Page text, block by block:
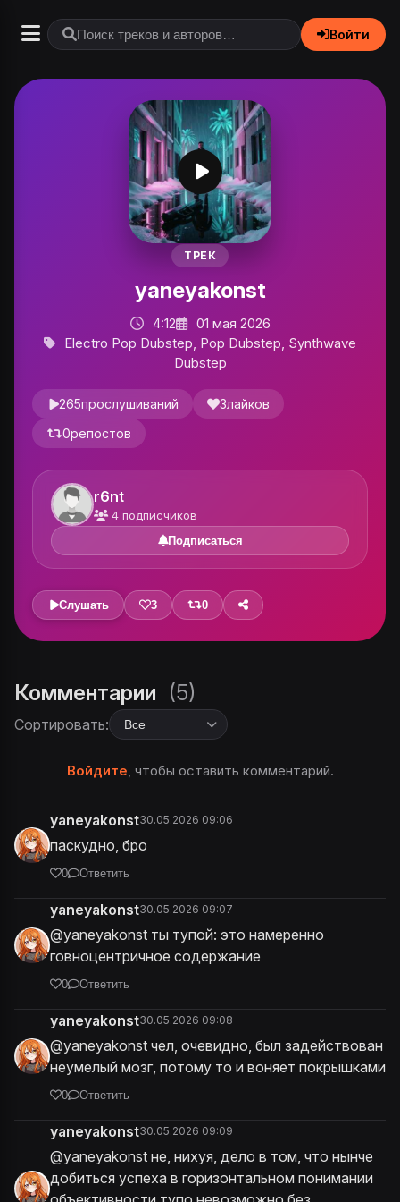
Войти
ТРЕК
yaneyakonst
4:12
01 мая 2026
Electro Pop Dubstep, Pop Dubstep, Synthwave
Dubstep
265прослушиваний 3лайков
0репостов
r6nt
4 подписчиков
Подписаться
Слушать 3 0
Комментарии (5)
Сортировать:
Войдите, чтобы оставить комментарий.
yaneyakonst30.05.2026 09:06
паскудно, бро
0 Ответить
yaneyakonst30.05.2026 09:07
@yaneyakonst ты тупой: это намеренно
говноцентричное содержание
0 Ответить
yaneyakonst30.05.2026 09:08
@yaneyakonst чел, очевидно, был задействован
неумелый мозг, потому то и воняет покрышками
0 Ответить
yaneyakonst30.05.2026 09:09
@yaneyakonst не, нихуя, дело в том, что нынче
добиться успеха в горизонтальном понимании